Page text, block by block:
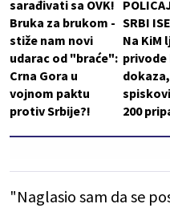
sarađivati sa OVK!
Bruka za brukom -
stiže nam novi
udarac od "braće":
Crna Gora u
vojnom paktu
protiv Srbije?!
SRBI
Na KiM
privode
200
"Naglasio sam da se